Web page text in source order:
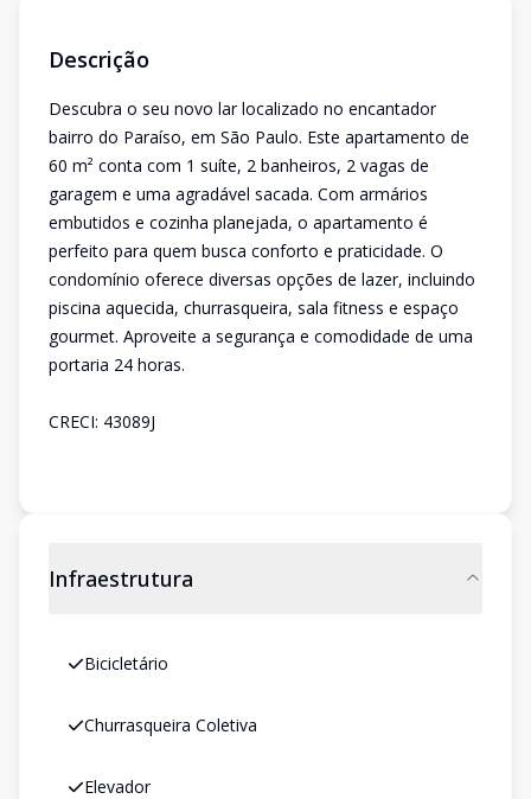
Descrição
Descubra o seu novo lar localizado no encantador
bairro do Paraíso, em São Paulo. Este apartamento de
60 m² conta com 1 suíte, 2 banheiros, 2 vagas de
garagem e uma agradável sacada. Com armários
embutidos e cozinha planejada, o apartamento é
perfeito para quem busca conforto e praticidade. O
condomínio oferece diversas opções de lazer, incluindo
piscina aquecida, churrasqueira, sala fitness e espaço
gourmet. Aproveite a segurança e comodidade de uma
portaria 24 horas.
CRECI: 43089J
Infraestrutura
Bicicletário
Churrasqueira Coletiva
Elevador